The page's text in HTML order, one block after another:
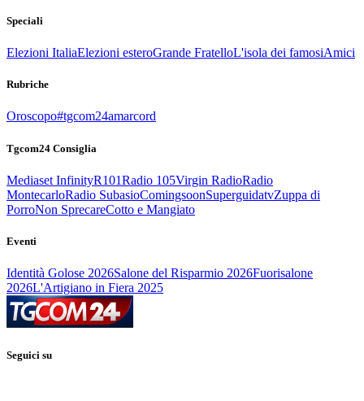
Speciali
Elezioni ItaliaElezioni esteroGrande FratelloL'isola dei famosiAmici
Rubriche
Oroscopo#tgcom24amarcord
Tgcom24 Consiglia
Mediaset InfinityR101Radio 105Virgin RadioRadio
MontecarloRadio SubasioComingsoonSuperguidatvZuppa di
PorroNon SprecareCotto e Mangiato
Eventi
Identità Golose 2026Salone del Risparmio 2026Fuorisalone
2026L'Artigiano in Fiera 2025
Seguici su